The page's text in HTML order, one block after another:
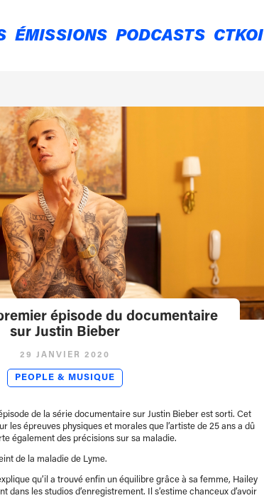
ÉMISSIONS PODCASTS CTKOI
épisode du documentaire
sur Justin Bieber
29 JANVIER 2020
PEOPLE & MUSIQUE
de la série documentaire sur Justin Bieber est sorti. Cet
les épreuves physiques et morales que l’artiste de 25 ans a dû
également des précisions sur sa maladie.
de la maladie de Lyme.
qu’il a trouvé enfin un équilibre grâce à sa femme, Hailey
dans les studios d’enregistrement. Il s’estime chanceux d’avoir